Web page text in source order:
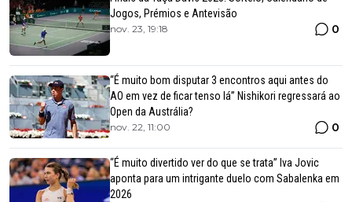
Jogos, Prémios e Antevisão
nov. 23, 19:18 0
“É muito bom disputar 3 encontros aqui antes do
AO em vez de ficar tenso lá” Nishikori regressará ao
Open da Austrália?
nov. 22, 11:00 0
“É muito divertido ver do que se trata” Iva Jovic
aponta para um intrigante duelo com Sabalenka em
2026